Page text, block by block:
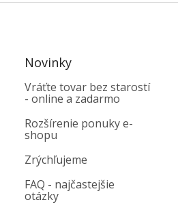
Novinky
Vráťte tovar bez starostí
- online a zadarmo
Rozšírenie ponuky e-
shopu
Zrýchľujeme
FAQ - najčastejšie
otázky